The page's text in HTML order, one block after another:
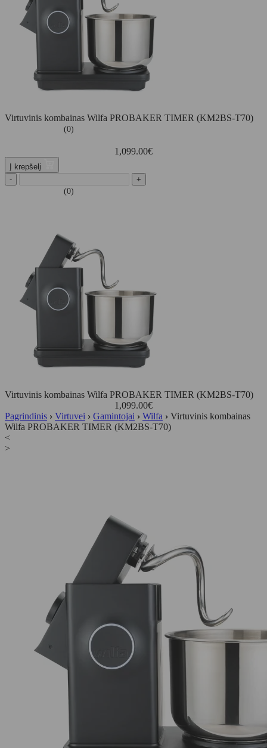
Virtuvinis kombainas Wilfa PROBAKER TIMER (KM2BS-T70)
(0)
1,099.00€
Į krepšelį
-
+
(0)
Virtuvinis kombainas Wilfa PROBAKER TIMER (KM2BS-T70)
1,099.00€
Pagrindinis › Virtuvei › Gamintojai › Wilfa › Virtuvinis kombainas
Wilfa PROBAKER TIMER (KM2BS-T70)
<
>